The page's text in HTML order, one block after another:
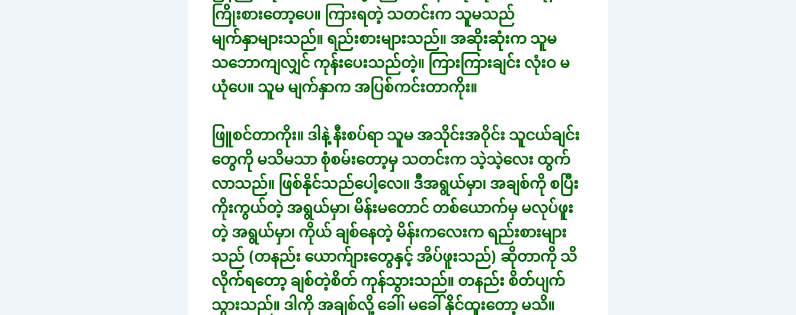
ကြိုးစားတော့ပေ။ ကြားရတဲ့ သတင်းက သူမသည်
မျက်နှာများသည်။ ရည်းစားများသည်။ အဆိုးဆုံးက သူမ
သဘောကျလျှင် ကုန်းပေးသည်တဲ့။ ကြားကြားချင်း လုံးဝ မ
ယုံပေ။ သူမ မျက်နှာက အပြစ်ကင်းတာကိုး။
ဖြူစင်တာကိုး။ ဒါနဲ့ နီးစပ်ရာ သူမ အသိုင်းအဝိုင်း သူငယ်ချင်း
တွေကို မသိမသာ စုံစမ်းတော့မှ သတင်းက သဲ့သဲ့လေး ထွက်
လာသည်။ ဖြစ်နိုင်သည်ပေါ့လေ။ ဒီအရွယ်မှာ၊ အချစ်ကို စပြီး
ကိုးကွယ်တဲ့ အရွယ်မှာ၊ မိန်းမတောင် တစ်ယောက်မှ မလုပ်ဖူး
တဲ့ အရွယ်မှာ၊ ကိုယ် ချစ်နေတဲ့ မိန်းကလေးက ရည်းစားများ
သည် (တနည်း ယောက်ျားတွေနှင့် အိပ်ဖူးသည်) ဆိုတာကို သိ
လိုက်ရတော့ ချစ်တဲ့စိတ် ကုန်သွားသည်။ တနည်း စိတ်ပျက်
သွားသည်။ ဒါကို အချစ်လို့ ခေါ်၊ မခေါ် နိုင်ထူးတော့ မသိ။